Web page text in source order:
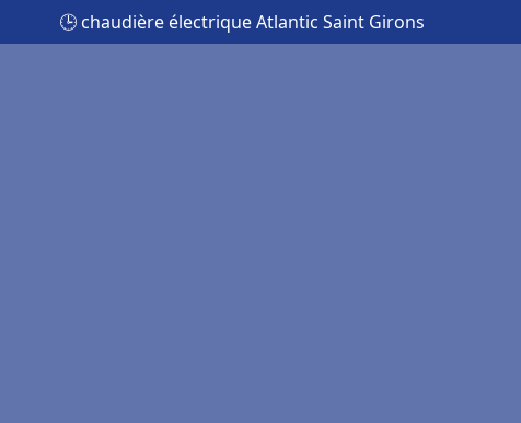
🕒 chaudière électrique Atlantic Saint Girons